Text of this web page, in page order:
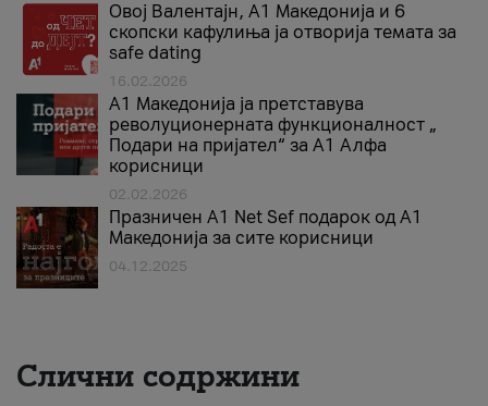
Овој Валентајн, A1 Македонија и 6
скопски кафулиња ја отворија темата за
safe dating
16.02.2026
А1 Македонија ја претставува
револуционерната функционалност „
Подари на пријател“ за А1 Алфа
корисници
02.02.2026
Празничен A1 Net Sеf подарок од А1
Македонија за сите корисници
04.12.2025
Слични содржини